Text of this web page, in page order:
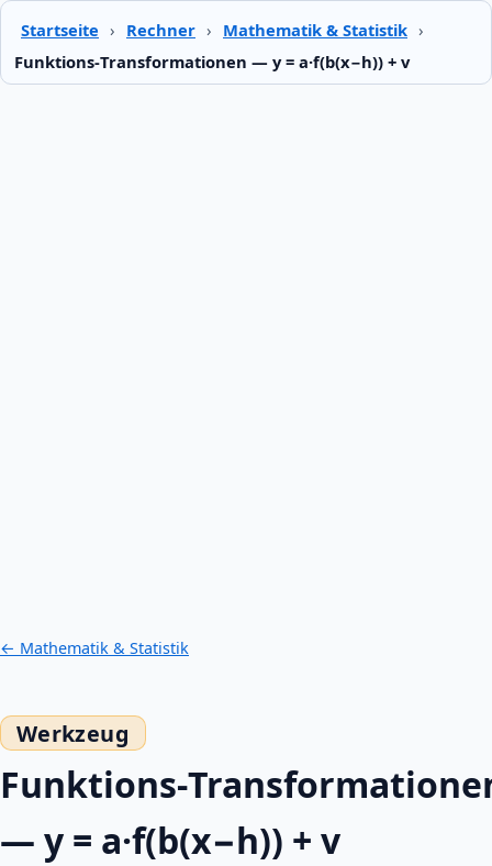
Startseite › Rechner › Mathematik & Statistik ›
Funktions‑Transformationen — y = a·f(b(x−h)) + v
← Mathematik & Statistik
— y = a·f(b(x−h)) + v